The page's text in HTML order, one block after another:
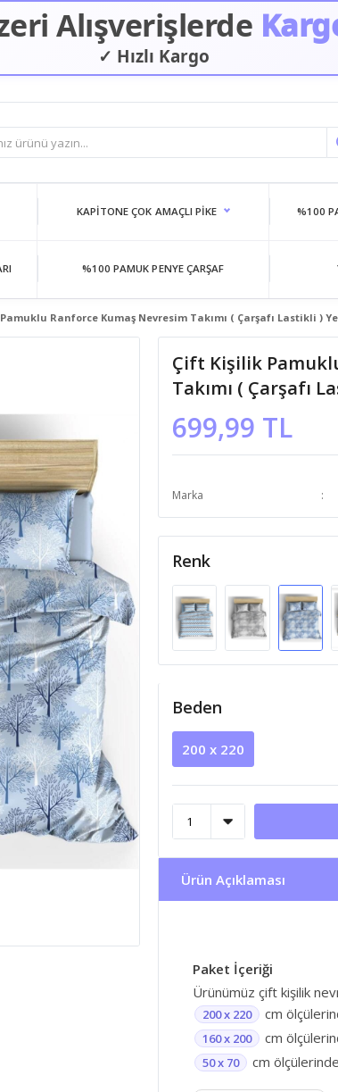
Alışverişlerde
✓ Hızlı Kargo
✓ Güvenilir Alışveriş
KAPITONE ÇOK AMAÇLI PIKE %100
%100 PAMUK PENYE ÇARŞAF
Ranforce Kumaş Nevresim Takımı ( Çarşafı Lastikli )
Çift Kişilik
Takımı ( Çarşafı
699,99 TL
Marka
Renk
Beden
200 x 220
Ürün Açıklaması
Paket İçeriği
Ürünümüz çift kişilik
200 x 220 cm
160 x 200 cm
50 x 70 cm